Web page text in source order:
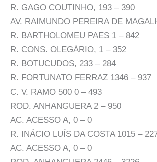
R. GAGO COUTINHO, 193 – 390
AV. RAIMUNDO PEREIRA DE
R. BARTHOLOMEU PAES 1 – 842
R. CONS. OLEGÁRIO, 1 – 352
R. BOTUCUDOS, 233 – 284
R. FORTUNATO FERRAZ 1346 – 937
C. V. RAMO 500 0 – 493
ROD. ANHANGUERA 2 – 950
AC. ACESSO A, 0 – 0
R. INÁCIO LUÍS DA COSTA 1015 –
AC. ACESSO A, 0 – 0